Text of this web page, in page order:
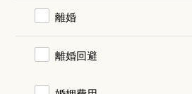
離婚
離婚回避